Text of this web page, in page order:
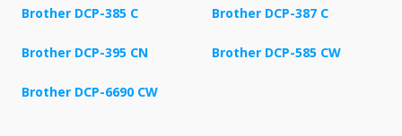
Brother DCP-385 C Brother DCP-387 C
Brother DCP-395 CN Brother DCP-585 CW
Brother DCP-6690 CW